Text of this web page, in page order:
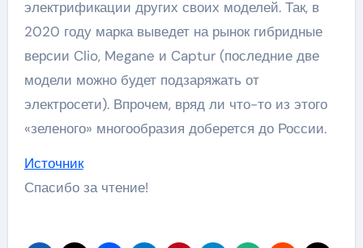
электрификации других своих моделей. Так, в
2020 году марка выведет на рынок гибридные
версии Clio, Megane и Captur (последние две
модели можно будет подзаряжать от
электросети). Впрочем, вряд ли что-то из этого
«зеленого» многообразия доберется до России.
Источник
Спасибо за чтение!